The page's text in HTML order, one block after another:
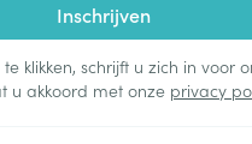
Inschrijven
klikken, schrijft u zich in voor
u akkoord met onze privacy